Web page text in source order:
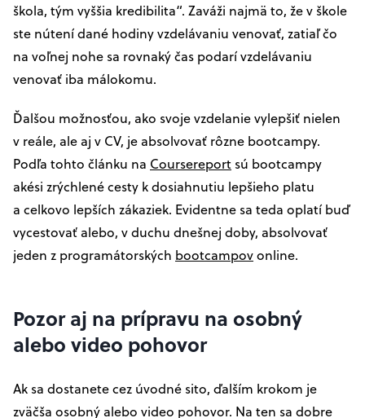
škola, tým vyššia kredibilita“. Zaváži najmä to, že v škole
ste nútení dané hodiny vzdelávaniu venovať, zatiaľ čo
na voľnej nohe sa rovnaký čas podarí vzdelávaniu
venovať iba málokomu.
Ďalšou možnosťou, ako svoje vzdelanie vylepšiť nielen
v reále, ale aj v CV, je absolvovať rôzne bootcampy.
Podľa tohto článku na Coursereport sú bootcampy
akési zrýchlené cesty k dosiahnutiu lepšieho platu
a celkovo lepších zákaziek. Evidentne sa teda oplatí buď
vycestovať alebo, v duchu dnešnej doby, absolvovať
jeden z programátorských bootcampovonline.
Pozor aj na prípravu na osobný
alebo video pohovor
Ak sa dostanete cez úvodné sito, ďalším krokom je
zväčša osobný alebo video pohovor. Na ten sa dobre